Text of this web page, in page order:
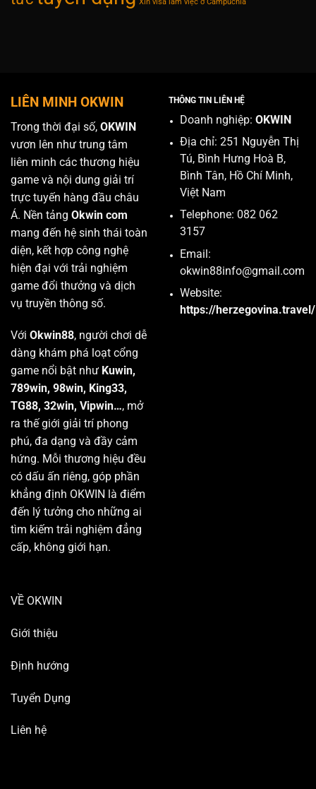
LIÊN MINH OKWIN
Trong thời đại số, OKWIN
vươn lên như trung tâm
liên minh các thương hiệu
game và nội dung giải trí
trực tuyến hàng đầu châu
Á. Nền tảng Okwin com
mang đến hệ sinh thái toàn
diện, kết hợp công nghệ
hiện đại với trải nghiệm
game đổi thưởng và dịch
vụ truyền thông số.
Với Okwin88, người chơi dễ
dàng khám phá loạt cổng
game nổi bật như Kuwin,
789win, 98win, King33,
TG88, 32win, Vipwin…, mở
ra thế giới giải trí phong
phú, đa dạng và đầy cảm
hứng. Mỗi thương hiệu đều
có dấu ấn riêng, góp phần
khẳng định OKWIN là điểm
đến lý tưởng cho những ai
tìm kiếm trải nghiệm đẳng
cấp, không giới hạn.
THÔNG TIN LIÊN HỆ
Doanh nghiệp: OKWIN
Địa chỉ: 251 Nguyễn Thị
Tú, Bình Hưng Hoà B,
Bình Tân, Hồ Chí Minh,
Việt Nam
Telephone: 082 062
3157
Email:
okwin88info@gmail.com
Website:
https://herzegovina.travel/
VỀ OKWIN
Giới thiệu
Định hướng
Tuyển Dụng
Liên hệ